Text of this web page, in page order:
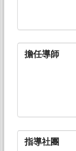
擔任導師
指導社團